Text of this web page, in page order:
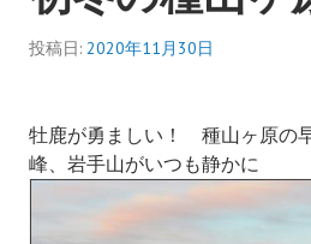
投稿日: 2020年11月30日
牡鹿が勇ましい！ 種山ヶ原
峰、岩手山がいつも静かに